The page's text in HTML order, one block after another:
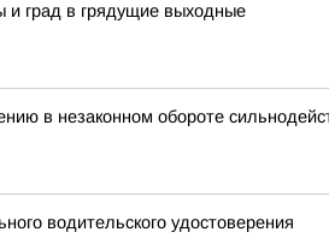
град в грядущие выходные
в незаконном обороте
водительского удостоверения